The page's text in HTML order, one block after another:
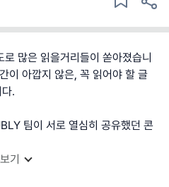
많은 읽을거리들이 쏟아졌습니
이 아깝지 않은, 꼭 읽어야 할 글
.
팀이 서로 열심히 공유했던 콘
기